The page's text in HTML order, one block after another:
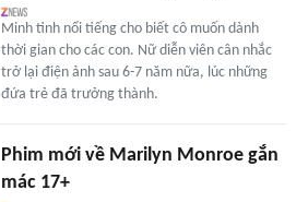
Minh tinh nổi tiếng cho biết cô muốn dành
thời gian cho các con. Nữ diễn viên cân nhắc
trở lại điện ảnh sau 6-7 năm nữa, lúc những
đứa trẻ đã trưởng thành.
Phim mới về Marilyn Monroe gắn
mác 17+